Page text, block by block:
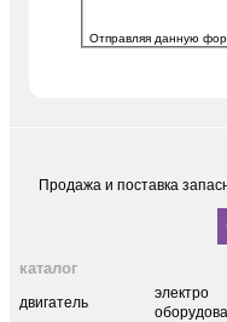
Отправляя данную
Продажа и поставка
каталог
двигатель
электро